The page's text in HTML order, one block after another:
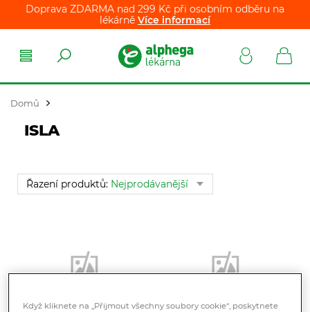
Doprava ZDARMA nad 299 Kč při osobním odběru na
lékárně Více informací
Domů
ISLA
Řazení produktů: Nejprodávanější
Když kliknete na „Přijmout všechny soubory cookie“, poskytnete